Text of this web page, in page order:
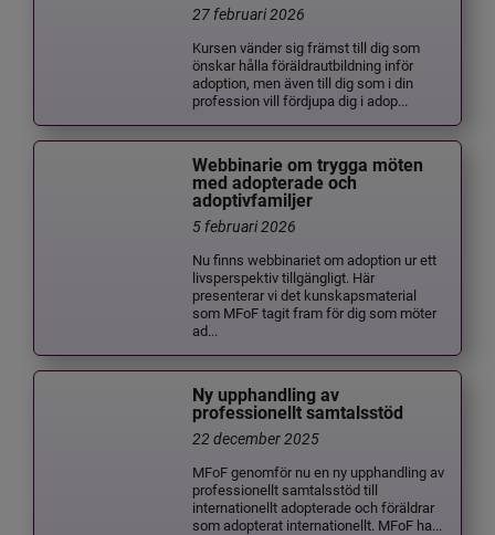
27 februari 2026
Kursen vänder sig främst till dig som
önskar hålla föräldrautbildning inför
adoption, men även till dig som i din
profession vill fördjupa dig i adop...
Webbinarie om trygga möten
med adopterade och
adoptivfamiljer
5 februari 2026
Nu finns webbinariet om adoption ur ett
livsperspektiv tillgängligt. Här
presenterar vi det kunskapsmaterial
som MFoF tagit fram för dig som möter
ad...
Ny upphandling av
professionellt samtalsstöd
22 december 2025
MFoF genomför nu en ny upphandling av
professionellt samtalsstöd till
internationellt adopterade och föräldrar
som adopterat internationellt. MFoF ha...